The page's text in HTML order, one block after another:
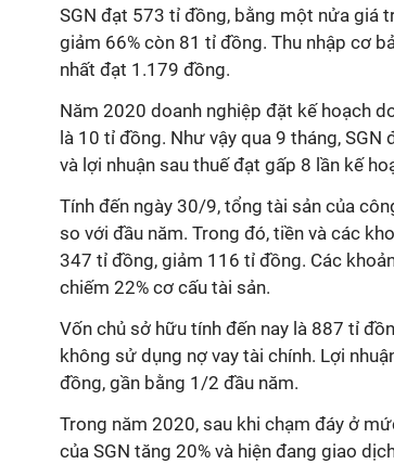
SGN đạt 573 tỉ đồng, bằng một nửa giá
giảm 66% còn 81 tỉ đồng. Thu nhập cơ
nhất đạt 1.179 đồng.
Năm 2020 doanh nghiệp đặt kế hoạch
là 10 tỉ đồng. Như vậy qua 9 tháng,
và lợi nhuận sau thuế đạt gấp 8 lần kế
Tính đến ngày 30/9, tổng tài sản của
so với đầu năm. Trong đó, tiền và các
347 tỉ đồng, giảm 116 tỉ đồng. Các
chiếm 22% cơ cấu tài sản.
Vốn chủ sở hữu tính đến nay là 887 tỉ
không sử dụng nợ vay tài chính. Lợi
đồng, gần bằng 1/2 đầu năm.
Trong năm 2020, sau khi chạm đáy ở
của SGN tăng 20% và hiện đang giao